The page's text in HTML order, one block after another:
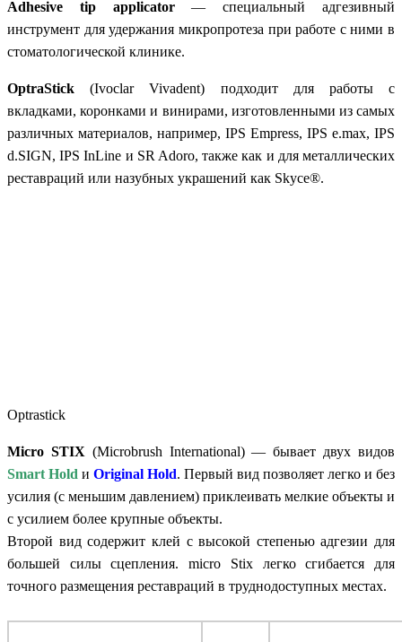
Adhesive tip applicator— специальный адгезивный
инструмент для удержания микропротеза при работе с ними в
стоматологической клинике.
OptraStick (Ivoclar Vivadent) подходит для работы с
вкладками, коронками и винирами, изготовленными из самых
различных материалов, например, IPS Empress, IPS e.max, IPS
d.SIGN, IPS InLine и SR Adoro, также как и для металлических
реставраций или назубных украшений как Skyce®.
Optrastick
Micro STIX (Microbrush International) — бывает двух видов
Smart Hold и Original Hold. Первый вид позволяет легко и без
усилия (с меньшим давлением) приклеивать мелкие объекты и
с усилием более крупные объекты.
Второй вид содержит клей с высокой степенью адгезии для
большей силы сцепления. micro Stix легко сгибается для
точного размещения реставраций в труднодоступных местах.